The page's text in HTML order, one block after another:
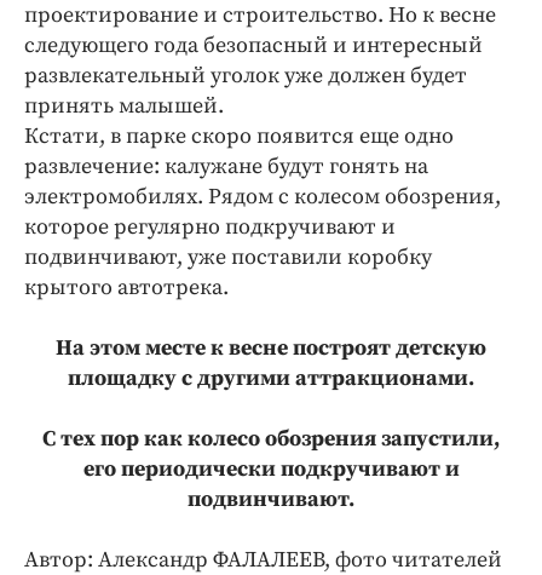
проектирование и строительство. Но к весне
следующего года безопасный и интересный
развлекательный уголок уже должен будет
принять малышей.
Кстати, в парке скоро появится еще одно
развлечение: калужане будут гонять на
электромобилях. Рядом с колесом обозрения,
которое регулярно подкручивают и
подвинчивают, уже поставили коробку
крытого автотрека.
На этом месте к весне построят детскую
площадку с другими аттракционами.
С тех пор как колесо обозрения запустили,
его периодически подкручивают и
подвинчивают.
Автор: Александр ФАЛАЛЕЕВ, фото читателей